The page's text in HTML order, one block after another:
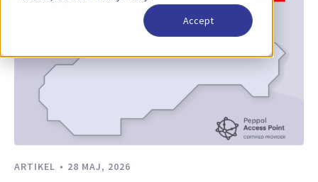
Accept
ARTIKEL 28 MAJ, 2026